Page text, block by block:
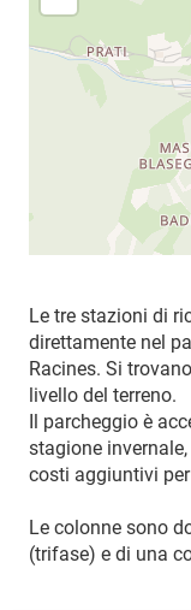
Le tre stazioni di
direttamente nel
Racines. Si
livello del terreno.
Il parcheggio è
stagione
costi aggiuntivi
Le colonne sono
(trifase) e di una